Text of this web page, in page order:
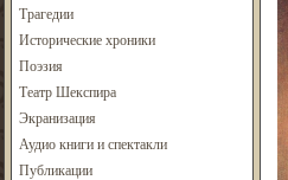
Трагедии
Исторические хроники
Поэзия
Театр Шекспира
Экранизация
Аудио книги и спектакли
Публикации